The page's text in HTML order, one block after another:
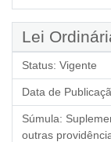
Lei
Status: Vigente
Data de
Súmula:
outras